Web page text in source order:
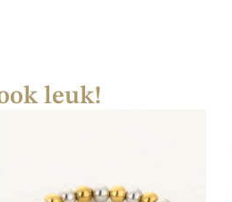
leuk!